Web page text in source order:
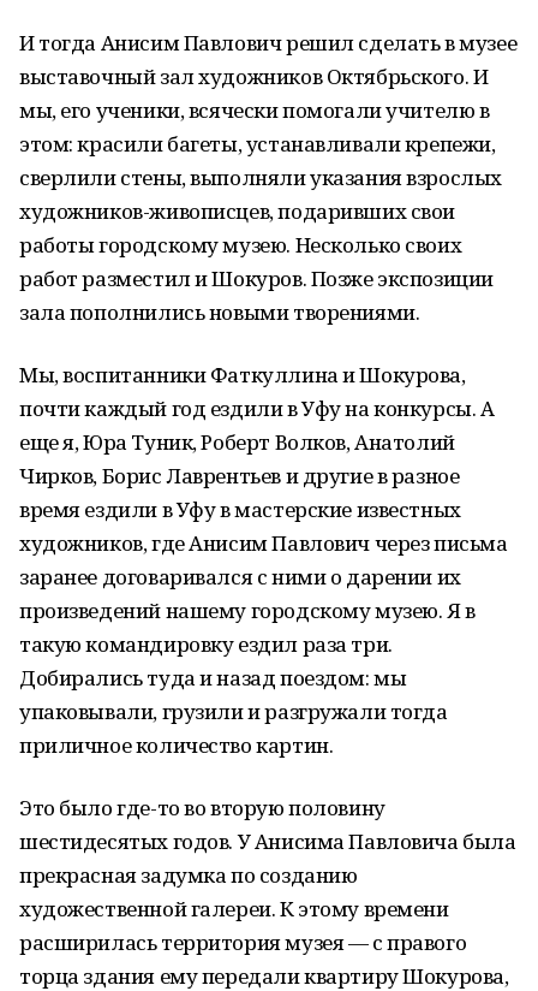
И тогда Анисим Павлович решил сделать в музее
выставочный зал художников Октябрьского. И
мы, его ученики, всячески помогали учителю в
этом: красили багеты, устанавливали крепежи,
сверлили стены, выполняли указания взрослых
художников-живописцев, подаривших свои
работы городскому музею. Несколько своих
работ разместил и Шокуров. Позже экспозиции
зала пополнились новыми творениями.
Мы, воспитанники Фаткуллина и Шокурова,
почти каждый год ездили в Уфу на конкурсы. А
еще я, Юра Туник, Роберт Волков, Анатолий
Чирков, Борис Лаврентьев и другие в разное
время ездили в Уфу в мастерские известных
художников, где Анисим Павлович через письма
заранее договаривался с ними о дарении их
произведений нашему городскому музею. Я в
такую командировку ездил раза три.
Добирались туда и назад поездом: мы
упаковывали, грузили и разгружали тогда
приличное количество картин.
Это было где-то во вторую половину
шестидесятых годов. У Анисима Павловича была
прекрасная задумка по созданию
художественной галереи. К этому времени
расширилась территория музея — с правого
торца здания ему передали квартиру Шокурова,